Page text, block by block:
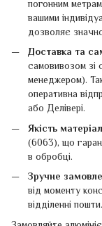
погонним
вашими
дозволяє
Доставка та
самовивозом зі
менеджером).
оперативна
або Делівері.
Якість
(6063), що
в обробці.
Зручне
від моменту
відділенні пошти.